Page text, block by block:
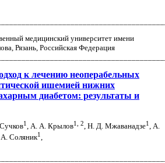
медицинский университет имени
Рязань, Российская Федерация
к лечению неоперабельных
ишемией нижних
диабетом: результаты и
1 , А. А. Крылов1, 2 , Н. Д. Мжаванадзе1
, А.
Соляник1,